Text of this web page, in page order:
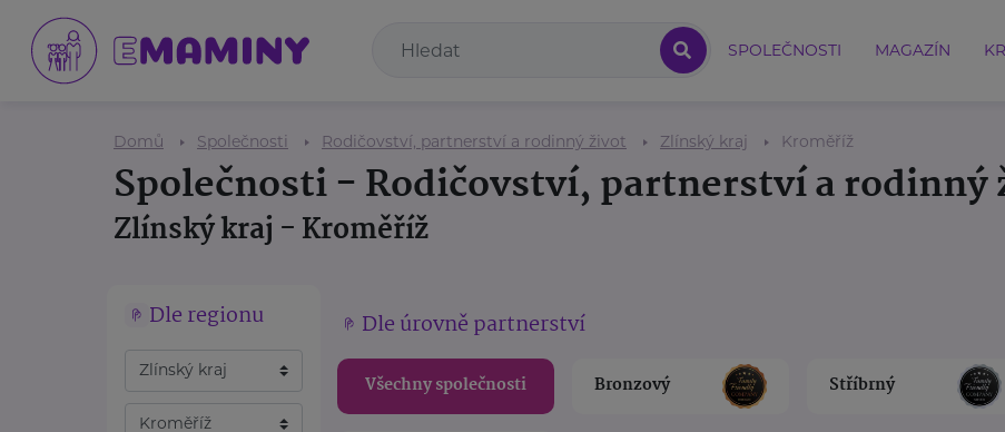
SPOLEČNOSTI MAGAZÍN
Domů Společnosti Rodičovství, partnerství a rodinný život Zlínský kraj Kroměříž
Společnosti - Rodičovství, partnerství a rodinný
Zlínský kraj - Kroměříž
Dle regionu Dle úrovně partnerství
Všechny společnosti Bronzový Stříbrný